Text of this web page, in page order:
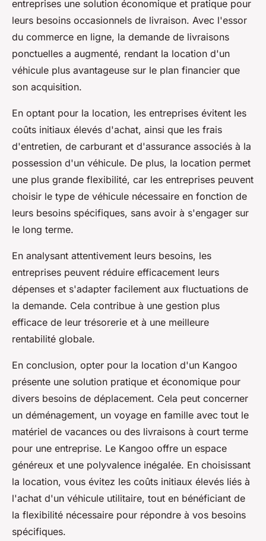
entreprises une solution économique et pratique pour
leurs besoins occasionnels de livraison. Avec l'essor
du commerce en ligne, la demande de livraisons
ponctuelles a augmenté, rendant la location d'un
véhicule plus avantageuse sur le plan financier que
son acquisition.
En optant pour la location, les entreprises évitent les
coûts initiaux élevés d'achat, ainsi que les frais
d'entretien, de carburant et d'assurance associés à la
possession d'un véhicule. De plus, la location permet
une plus grande flexibilité, car les entreprises peuvent
choisir le type de véhicule nécessaire en fonction de
leurs besoins spécifiques, sans avoir à s'engager sur
le long terme.
En analysant attentivement leurs besoins, les
entreprises peuvent réduire efficacement leurs
dépenses et s'adapter facilement aux fluctuations de
la demande. Cela contribue à une gestion plus
efficace de leur trésorerie et à une meilleure
rentabilité globale.
En conclusion, opter pour la location d'un Kangoo
présente une solution pratique et économique pour
divers besoins de déplacement. Cela peut concerner
un déménagement, un voyage en famille avec tout le
matériel de vacances ou des livraisons à court terme
pour une entreprise. Le Kangoo offre un espace
généreux et une polyvalence inégalée. En choisissant
la location, vous évitez les coûts initiaux élevés liés à
l'achat d'un véhicule utilitaire, tout en bénéficiant de
la flexibilité nécessaire pour répondre à vos besoins
spécifiques.